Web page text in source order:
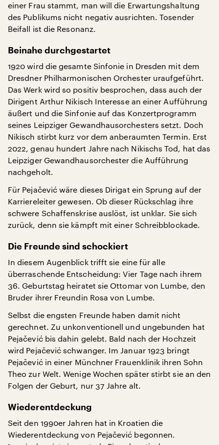
einer Frau stammt, man will die Erwartungshaltung
des Publikums nicht negativ ausrichten. Tosender
Beifall ist die Resonanz.
Beinahe durchgestartet
1920 wird die gesamte Sinfonie in Dresden mit dem
Dresdner Philharmonischen Orchester uraufgeführt.
Das Werk wird so positiv besprochen, dass auch der
Dirigent Arthur Nikisch Interesse an einer Aufführung
äußert und die Sinfonie auf das Konzertprogramm
seines Leipziger Gewandhausorchesters setzt. Doch
Nikisch stirbt kurz vor dem anberaumten Termin. Erst
2022, genau hundert Jahre nach Nikischs Tod, hat das
Leipziger Gewandhausorchester die Aufführung
nachgeholt.
Für Pejačević wäre dieses Dirigat ein Sprung auf der
Karriereleiter gewesen. Ob dieser Rückschlag ihre
schwere Schaffenskrise auslöst, ist unklar. Sie sich
zurück, denn sie kämpft mit einer Schreibblockade.
Die Freunde sind schockiert
In diesem Augenblick trifft sie eine für alle
überraschende Entscheidung: Vier Tage nach ihrem
36. Geburtstag heiratet sie Ottomar von Lumbe, den
Bruder ihrer Freundin Rosa von Lumbe.
Selbst die engsten Freunde haben damit nicht
gerechnet. Zu unkonventionell und ungebunden hat
Pejačević bis dahin gelebt. Bald nach der Hochzeit
wird Pejačević schwanger. Im Januar 1923 bringt
Pejačević in einer Münchner Frauenklinik ihren Sohn
Theo zur Welt. Wenige Wochen später stirbt sie an den
Folgen der Geburt, nur 37 Jahre alt.
Wiederentdeckung
Seit den 1990er Jahren hat in Kroatien die
Wiederentdeckung von Pejačević begonnen.